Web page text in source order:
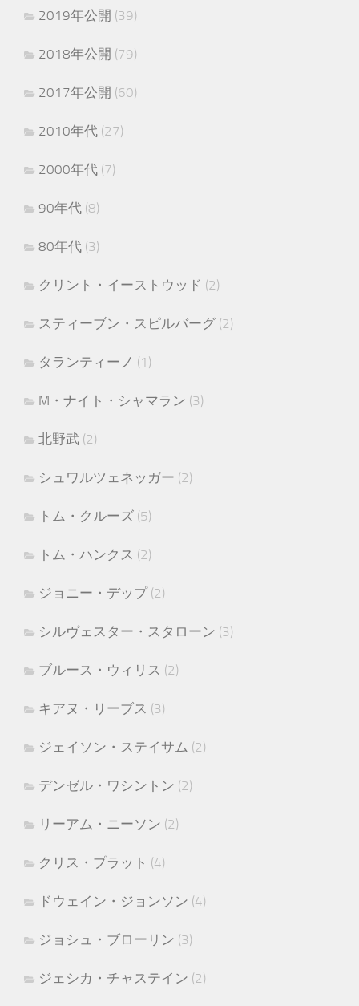
2019年公開 (39)
2018年公開 (79)
2017年公開 (60)
2010年代 (27)
2000年代 (7)
90年代 (8)
80年代 (3)
クリント・イーストウッド (2)
スティーブン・スピルバーグ (2)
タランティーノ (1)
M・ナイト・シャマラン (3)
北野武 (2)
シュワルツェネッガー (2)
トム・クルーズ (5)
トム・ハンクス (2)
ジョニー・デップ(2)
シルヴェスター・スタローン (3)
ブルース・ウィリス (2)
キアヌ・リーブス (3)
ジェイソン・ステイサム (2)
デンゼル・ワシントン (2)
リーアム・ニーソン (2)
クリス・プラット (4)
ドウェイン・ジョンソン (4)
ジョシュ・ブローリン (3)
ジェシカ・チャステイン (2)